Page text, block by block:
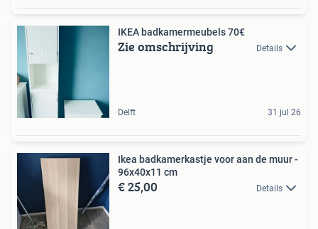
IKEA badkamermeubels 70€
Zie omschrijving Details
Delft 31 jul 26
Ikea badkamerkastje voor aan de muur -
96x40x11 cm
€ 25,00 Details